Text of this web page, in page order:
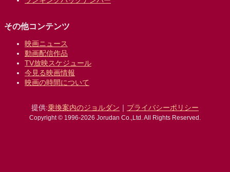
その他コンテンツ
映画ニュース
動画配信作品
TV放映スケジュール
今見る映画情報
映画の時間について
提供:乗換案内のジョルダン ｜ プライバシーポリシー
Copyright © 1996-2026 Jorudan Co.,Ltd. All Rights Reserved.